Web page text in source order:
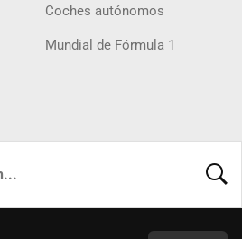
Coches autónomos
Mundial de Fórmula 1